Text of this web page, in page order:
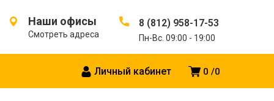
Наши офисы
Смотреть адреса
8 (812) 958-17-53
Пн-Вс. 09:00 - 19:00
0 0
Личный кабинет